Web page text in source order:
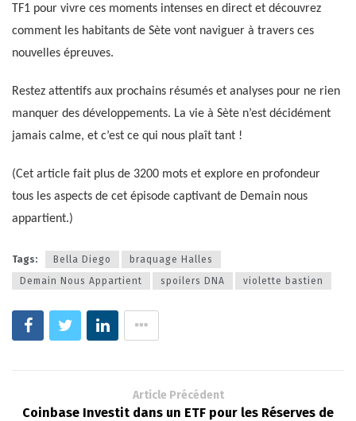
TF1 pour vivre ces moments intenses en direct et découvrez
comment les habitants de Sète vont naviguer à travers ces
nouvelles épreuves.
Restez attentifs aux prochains résumés et analyses pour ne rien
manquer des développements. La vie à Sète n’est décidément
jamais calme, et c’est ce qui nous plaît tant !
(Cet article fait plus de 3200 mots et explore en profondeur
tous les aspects de cet épisode captivant de Demain nous
appartient.)
Tags: Bella Diego
braquage Halles
Demain Nous Appartient
spoilers DNA violette bastien
Article Précédent
Coinbase Investit dans un ETF pour les Réserves de